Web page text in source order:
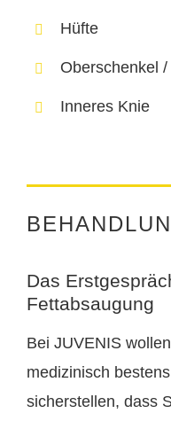
Hüfte
Oberschenkel
Inneres Knie
Das
Fettabsaugung
Bei JUVENIS
medizinisch
sicherstellen, dass